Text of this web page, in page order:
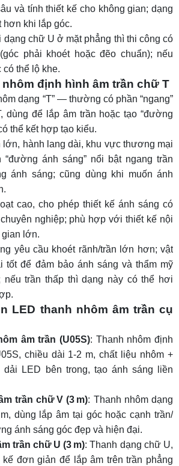
và tính thiết kế cho không gian; dạng
hơn khi lắp góc.
chữ U ở mặt phẳng thì thi công có
phải khoét hoặc đẽo chuẩn); nếu
có thể lộ khe.
định hình âm trần chữ T
dạng “T” — thường có phần “ngang”
dùng để lắp âm trần hoặc tạo “đường
thể kết hợp tạo kiểu.
lớn, hành lang dài, khu vực thương mại
“đường ánh sáng” nổi bật ngang trần
ánh sáng; cũng dùng khi muốn ánh
cao, cho phép thiết kế ánh sáng có
nghiệp; phù hợp với thiết kế nội
gian lớn.
yêu cầu khoét rãnh/trần lớn hơn; vật
tốt để đảm bảo ánh sáng và thẩm mỹ
nếu trần thấp thì dạng này có thể hơi
LED thanh nhôm âm trần cụ
âm trần (U05S): Thanh nhôm định
chiều dài 1-2 m, chất liệu nhôm +
dải LED bên trong, tạo ánh sáng liền
trần chữ V (3 m): Thanh nhôm dạng
dùng lắp âm tại góc hoặc cạnh trần/
ánh sáng góc đẹp và hiện đại.
trần chữ U (3 m): Thanh dạng chữ U,
đơn giản để lắp âm trên trần phẳng